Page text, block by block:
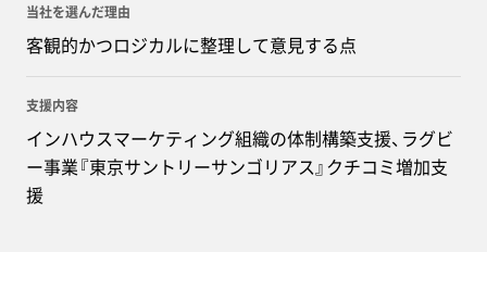
当社を選んだ理由
客観的かつロジカルに整理して意見する点
支援内容
インハウスマーケティング組織の体制構築支援、ラグビ
ー事業『東京サントリーサンゴリアス』クチコミ増加支
援